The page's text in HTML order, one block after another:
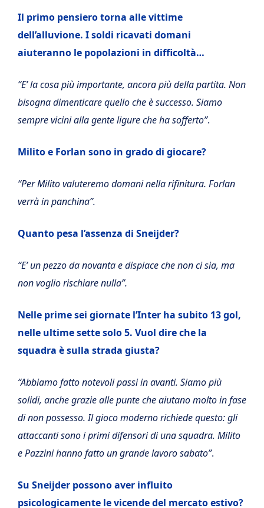
Il primo pensiero torna alle vittime
dell’alluvione. I soldi ricavati domani
aiuteranno le popolazioni in difficoltà…
“E’ la cosa più importante, ancora più della partita. Non
bisogna dimenticare quello che è successo. Siamo
sempre vicini alla gente ligure che ha sofferto”.
Milito e Forlan sono in grado di giocare?
“Per Milito valuteremo domani nella rifinitura. Forlan
verrà in panchina”.
Quanto pesa l’assenza di Sneijder?
“E’ un pezzo da novanta e dispiace che non ci sia, ma
non voglio rischiare nulla”.
Nelle prime sei giornate l’Inter ha subito 13 gol,
nelle ultime sette solo 5. Vuol dire che la
squadra è sulla strada giusta?
“Abbiamo fatto notevoli passi in avanti. Siamo più
solidi, anche grazie alle punte che aiutano molto in fase
di non possesso. Il gioco moderno richiede questo: gli
attaccanti sono i primi difensori di una squadra. Milito
e Pazzini hanno fatto un grande lavoro sabato”.
Su Sneijder possono aver influito
psicologicamente le vicende del mercato estivo?